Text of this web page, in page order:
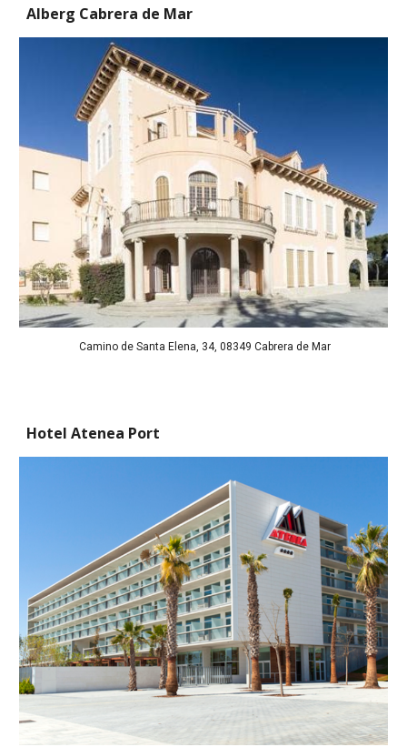
Alberg Cabrera de Mar
Camino de Santa Elena, 34, 08349 Cabrera de Mar
Hotel Atenea Port